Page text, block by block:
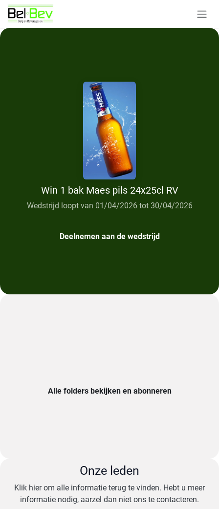
Overslaan naar inhoud
Win 1 bak Maes pils 24x25cl RV
Wedstrijd loopt van 01/04/2026 tot 30/04/2026
Deelnemen aan de wedstrijd​​
Alle folders bekijken en abonneren
Onze leden
Klik hier om alle informatie terug te vinden. Hebt u meer
informatie nodig, aarzel dan niet ons te contacteren.